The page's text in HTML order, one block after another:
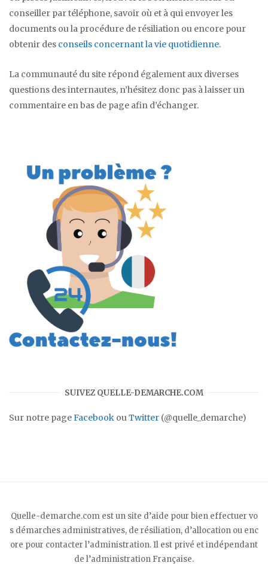
conseiller par téléphone, savoir où et à qui envoyer les
documents ou la procédure de résiliation ou encore pour
obtenir des conseils concernant la vie quotidienne.
La communauté du site répond également aux diverses
questions des internautes, n’hésitez donc pas à laisser un
commentaire en bas de page afin d’échanger.
SUIVEZ QUELLE-DEMARCHE.COM
Sur notre pageFacebook ouTwitter (@quelle_demarche)
Quelle-demarche.com est un site d’aide pour bien effectuer vo
s démarches administratives, de résiliation, d’allocation ou enc
ore pour contacter l’administration. Il est privé et indépendant
de l’administration Française.